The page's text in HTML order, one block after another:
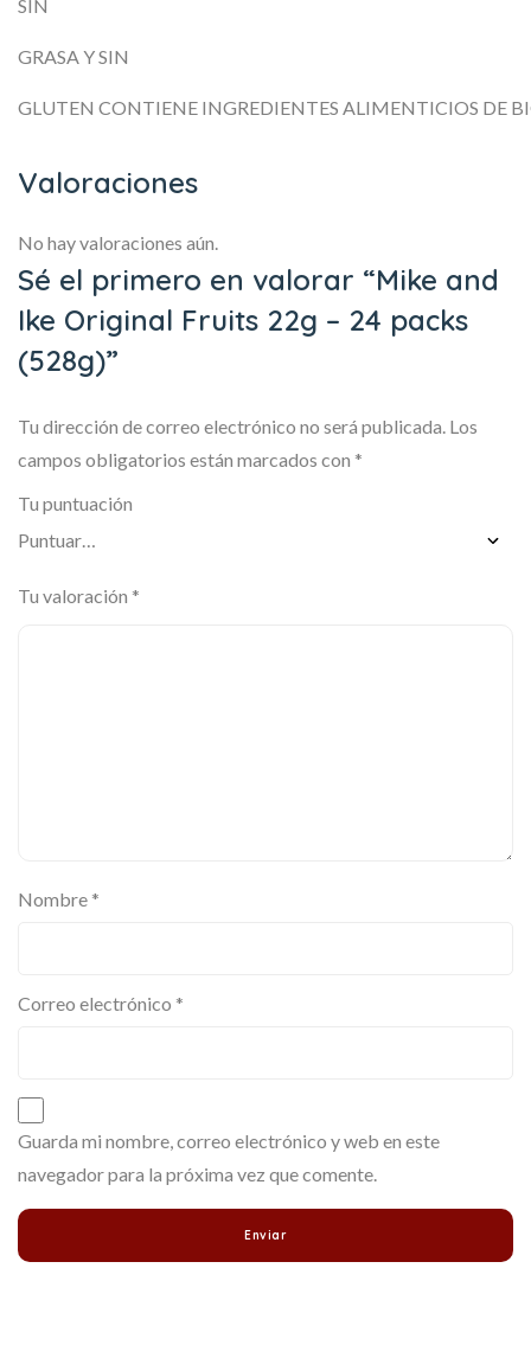
SIN
GRASA Y SIN
GLUTEN CONTIENE INGREDIENTES ALIMENTICIOS DE
Valoraciones
No hay valoraciones aún.
Sé el primero en valorar “Mike and
Ike Original Fruits 22g – 24 packs
(528g)”
Tu dirección de correo electrónico no será publicada. Los
campos obligatorios están marcados con *
Tu puntuación
Tu valoración *
Nombre *
Correo electrónico *
Guarda mi nombre, correo electrónico y web en este
navegador para la próxima vez que comente.